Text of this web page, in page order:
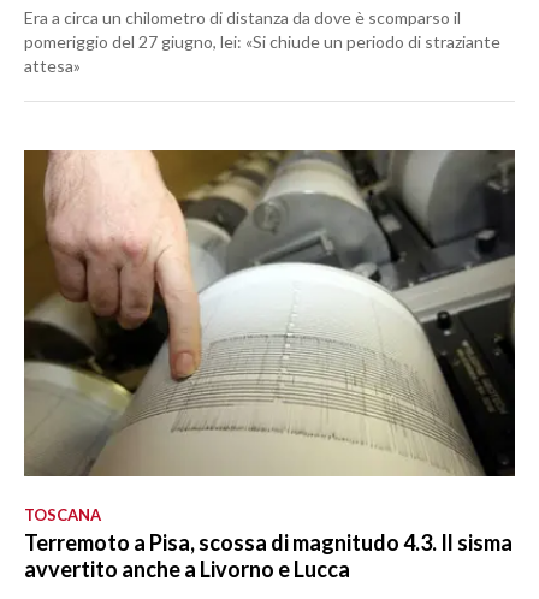
Era a circa un chilometro di distanza da dove è scomparso il
pomeriggio del 27 giugno, lei: «Si chiude un periodo di straziante
attesa»
TOSCANA
Terremoto a Pisa, scossa di magnitudo 4.3. Il sisma
avvertito anche a Livorno e Lucca